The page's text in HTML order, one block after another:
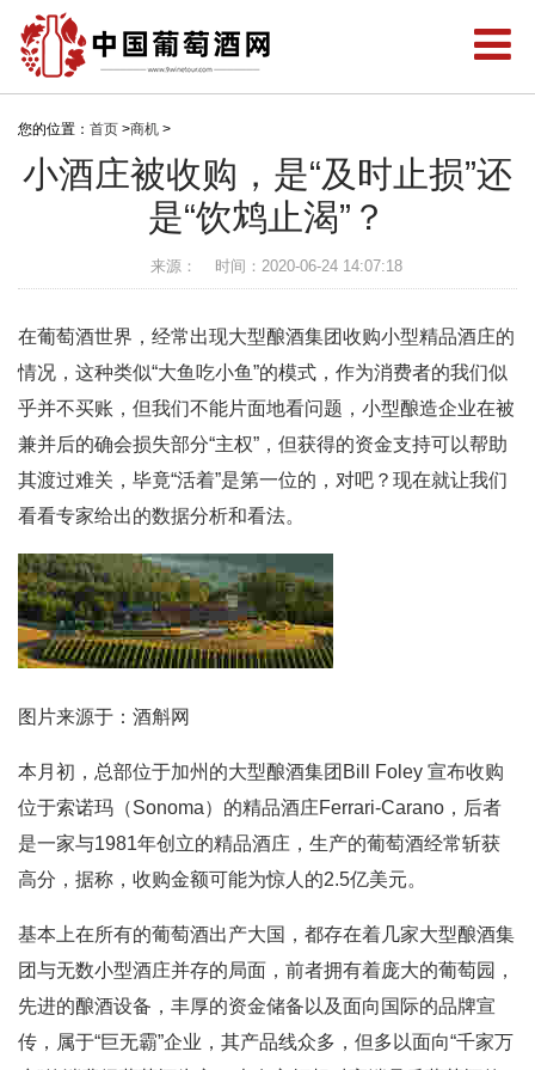
您的位置： 首页 >商机 >
小酒庄被收购，是“及时止损”还
是“饮鸩止渴”？
来源： 时间：2020-06-24 14:07:18
在葡萄酒世界，经常出现大型酿酒集团收购小型精品酒庄的
情况，这种类似“大鱼吃小鱼”的模式，作为消费者的我们似
乎并不买账，但我们不能片面地看问题，小型酿造企业在被
兼并后的确会损失部分“主权”，但获得的资金支持可以帮助
其渡过难关，毕竟“活着”是第一位的，对吧？现在就让我们
看看专家给出的数据分析和看法。
图片来源于：酒斛网
本月初，总部位于加州的大型酿酒集团Bill Foley 宣布收购
位于索诺玛（Sonoma）的精品酒庄Ferrari-Carano，后者
是一家与1981年创立的精品酒庄，生产的葡萄酒经常斩获
高分，据称，收购金额可能为惊人的2.5亿美元。
基本上在所有的葡萄酒出产大国，都存在着几家大型酿酒集
团与无数小型酒庄并存的局面，前者拥有着庞大的葡萄园，
先进的酿酒设备，丰厚的资金储备以及面向国际的品牌宣
传，属于“巨无霸”企业，其产品线众多，但多以面向“千家万